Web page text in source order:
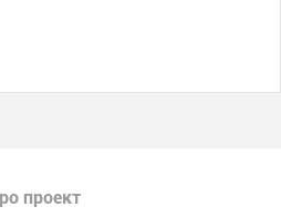
проект